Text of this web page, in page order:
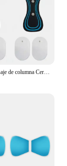
Pegatina de masaje de columna Cervical, versión de Carga, masajeador de cuello, relajación, alivio de la fatiga, masajeador de cabeza, fácil de llevar